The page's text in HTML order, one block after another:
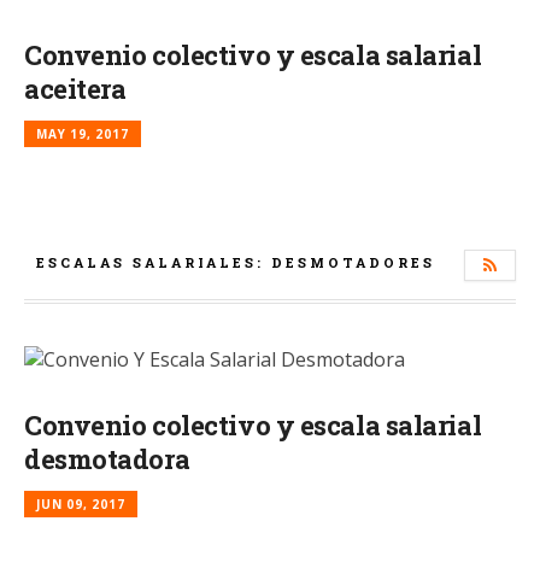
Convenio colectivo y escala salarial
aceitera
MAY 19, 2017
ESCALAS SALARIALES: DESMOTADORES
Convenio colectivo y escala salarial
desmotadora
JUN 09, 2017